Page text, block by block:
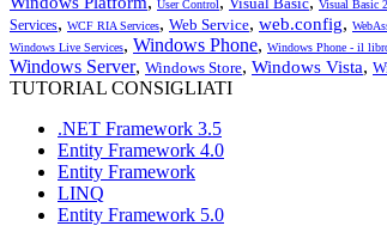
User Control Visual Basic
Services, WCF RIA Services, Web Service, web.config,
Windows Live Services, Windows Phone, Windows Phone - il
Windows Server, Windows Store, Windows Vista,
TUTORIAL CONSIGLIATI
.NET Framework 3.5
Entity Framework 4.0
Entity Framework
LINQ
Entity Framework 5.0